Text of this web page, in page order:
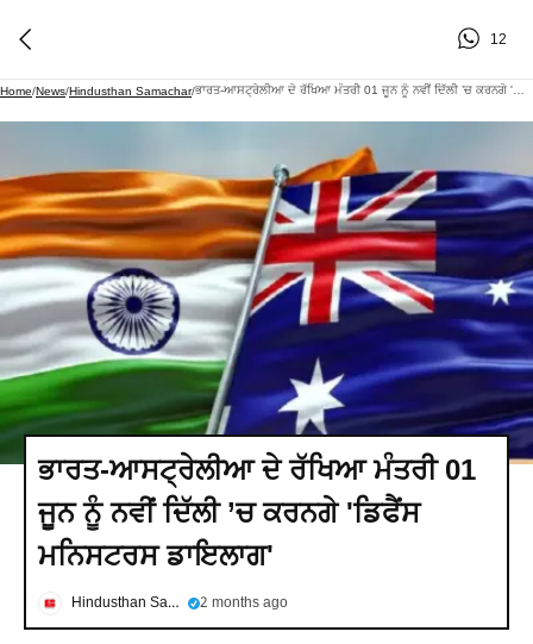
12
Home/News/Hindusthan Samachar/
ਭਾਰਤ-ਆਸਟ੍ਰੇਲੀਆ ਦੇ ਰੱਖਿਆ ਮੰਤਰੀ 01
ਜੂਨ ਨੂੰ ਨਵੀਂ ਦਿੱਲੀ ’ਚ ਕਰਨਗੇ 'ਡਿਫੈਂਸ
ਮਨਿਸਟਰਸ ਡਾਇਲਾਗ'
Hindusthan Samachar 2 months ago